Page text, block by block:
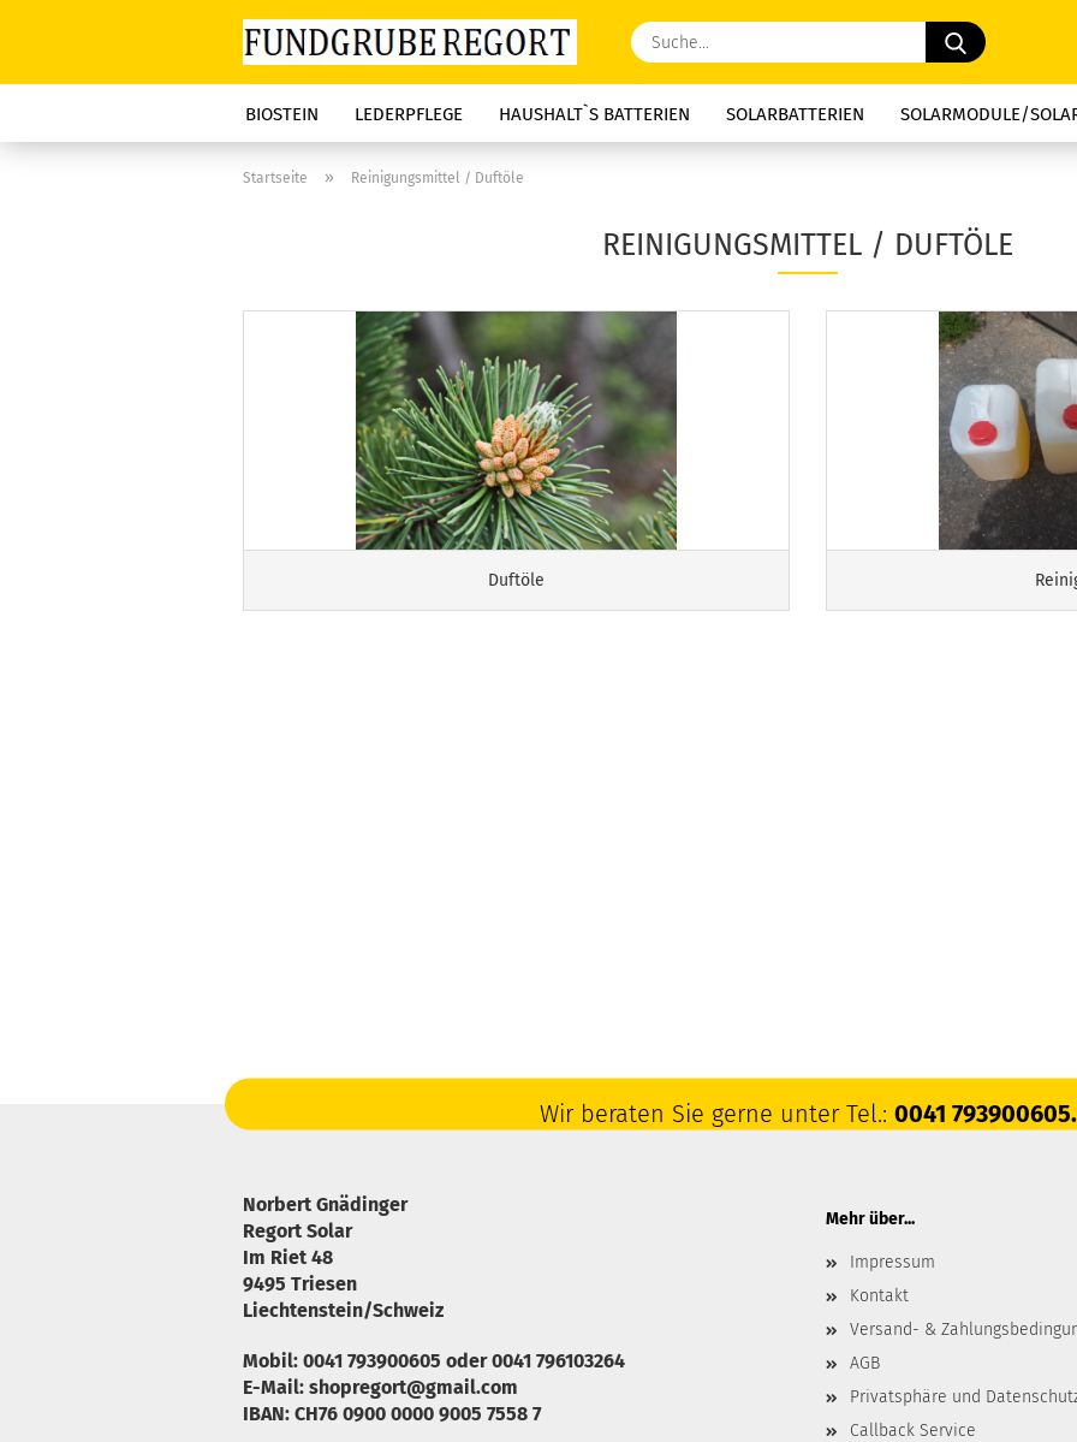
Suche...
BIOSTEIN LEDERPFLEGE HAUSHALT`S BATTERIEN SOLARBATTERIEN SOLARMODULE/
Startseite » Reinigungsmittel / Duftöle
REINIGUNGSMITTEL / DUFTÖLE
Duftöle
Wir beraten Sie gerne unter Tel.: 0041 793900605.
Norbert Gnädinger
Regort Solar
Im Riet 48
9495 Triesen
Liechtenstein/Schweiz
Mobil: 0041 793900605 oder 0041 796103264
E-Mail: shopregort@gmail.com
IBAN: CH76 0900 0000 9005 7558 7
Mehr über...
Impressum
Kontakt
Versand- &
AGB
Privatsphäre und
Callback Service